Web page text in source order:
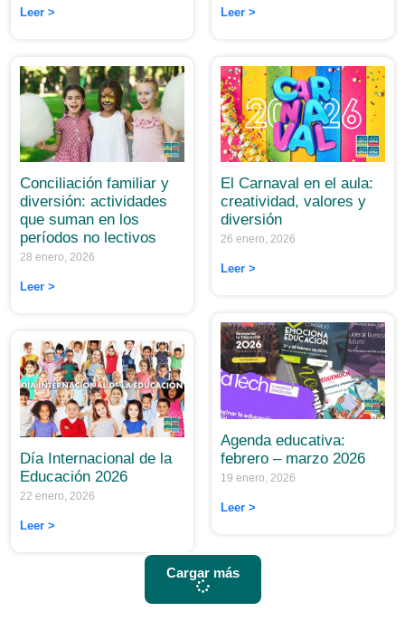
Leer > Leer >
Conciliación familiar y
diversión: actividades
que suman en los
períodos no lectivos
28 enero, 2026
Leer >
El Carnaval en el aula:
creatividad, valores y
diversión
26 enero, 2026
Leer >
Día Internacional de la
Educación 2026
22 enero, 2026
Leer >
Agenda educativa:
febrero – marzo 2026
19 enero, 2026
Leer >
Cargar más